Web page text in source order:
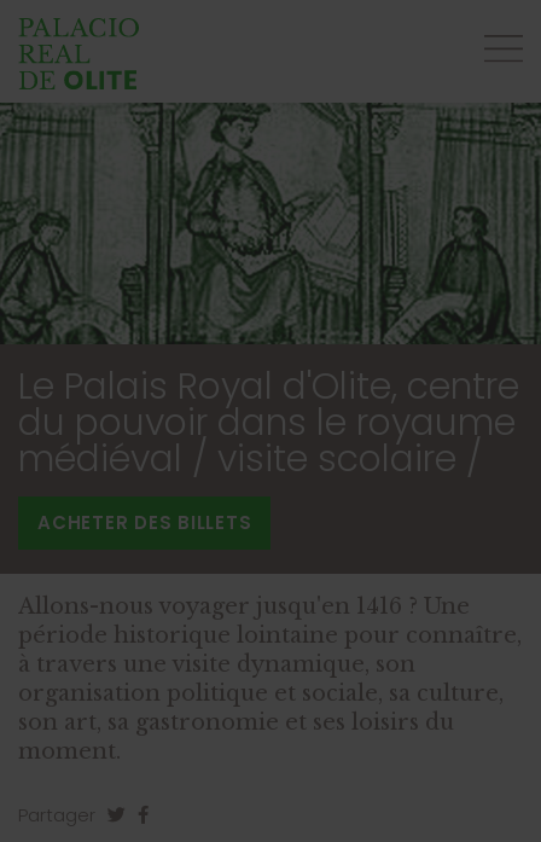
Le Palais Royal d'Olite, centre
du pouvoir dans le royaume
médiéval / visite scolaire /
ACHETER DES BILLETS
Allons-nous voyager jusqu'en 1416 ? Une
période historique lointaine pour connaître,
à travers une visite dynamique, son
organisation politique et sociale, sa culture,
son art, sa gastronomie et ses loisirs du
moment.
Partager